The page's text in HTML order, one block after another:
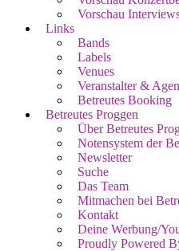
Vorschau
Links
Bands
Labels
Venues
Veranstalter &
Betreutes Booking
Betreutes Proggen
Über Betreutes
Notensystem der
Newsletter
Suche
Das Team
Mitmachen bei
Kontakt
Deine Werbung/
Proudly Powered